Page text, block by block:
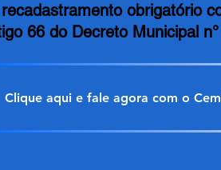
obrigatório
66 do Decreto Municipal
Clique aqui e fale agora com o